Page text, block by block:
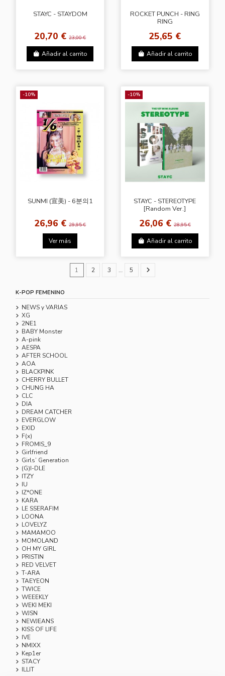
STAYC - STAYDOM
20,70 €23,00 €
Añadir al carrito
ROCKET PUNCH - RING
RING
25,65 €
Añadir al carrito
-10%
SUNMI (宣美) - 6분의1
26,96 €29,95 €
Ver más
-10%
STAYC - STEREOTYPE
[Random Ver.]
26,06 €28,95 €
Añadir al carrito
1 2 3 … 5
K-POP FEMENINO
NEWS y VARIAS
XG
2NE1
BABY Monster
A-pink
AESPA
AFTER SCHOOL
AOA
BLACKPINK
CHERRY BULLET
CHUNG HA
CLC
DIA
DREAM CATCHER
EVERGLOW
EXID
F(x)
FROMIS_9
Girlfriend
Girls’ Generation
(G)I-DLE
ITZY
IU
IZ*ONE
KARA
LE SSERAFIM
LOONA
LOVELYZ
MAMAMOO
MOMOLAND
OH MY GIRL
PRISTIN
RED VELVET
T-ARA
TAEYEON
TWICE
WEEEKLY
WEKI MEKI
WJSN
NEWJEANS
KISS OF LIFE
IVE
NMIXX
Kep1er
STACY
ILLIT